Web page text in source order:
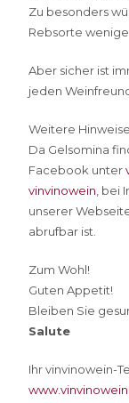
Zu besonders
Rebsorte
Aber sicher ist
jeden
Weitere
Da Gelsomina
Facebook unter
vinvinowein , bei
unserer
abrufbar ist.
Zum Wohl!
Guten Appetit!
Bleiben Sie
Salute
Ihr vinvinowein-